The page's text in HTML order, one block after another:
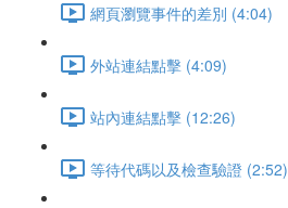
網頁瀏覽事件的差別 (4:04)
外站連結點擊 (4:09)
站內連結點擊 (12:26)
等待代碼以及檢查驗證 (2:52)